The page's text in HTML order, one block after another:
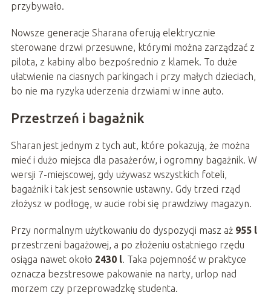
przybywało.
Nowsze generacje Sharana oferują elektrycznie
sterowane drzwi przesuwne, którymi można zarządzać z
pilota, z kabiny albo bezpośrednio z klamek. To duże
ułatwienie na ciasnych parkingach i przy małych dzieciach,
bo nie ma ryzyka uderzenia drzwiami w inne auto.
Przestrzeń i bagażnik
Sharan jest jednym z tych aut, które pokazują, że można
mieć i dużo miejsca dla pasażerów, i ogromny bagażnik. W
wersji 7-miejscowej, gdy używasz wszystkich foteli,
bagażnik i tak jest sensownie ustawny. Gdy trzeci rząd
złożysz w podłogę, w aucie robi się prawdziwy magazyn.
Przy normalnym użytkowaniu do dyspozycji masz aż 955 l
przestrzeni bagażowej, a po złożeniu ostatniego rzędu
osiąga nawet około 2430 l. Taka pojemność w praktyce
oznacza bezstresowe pakowanie na narty, urlop nad
morzem czy przeprowadzkę studenta.